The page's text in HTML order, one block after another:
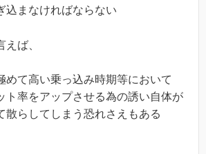
込まなければならない
ば、
て高い乗っ込み時期等において
ト率をアップさせる為の誘い自体が
散らしてしまう恐れさえもある